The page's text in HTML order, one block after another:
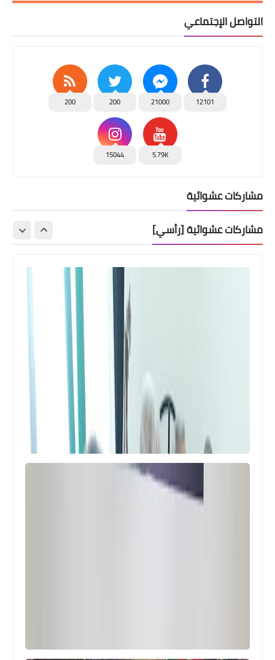
التواصل الإجتماعي
12101
21000
200
200
5.79K
15044
مشاركات عشوائية
مشاركات عشوائية [رأسي]